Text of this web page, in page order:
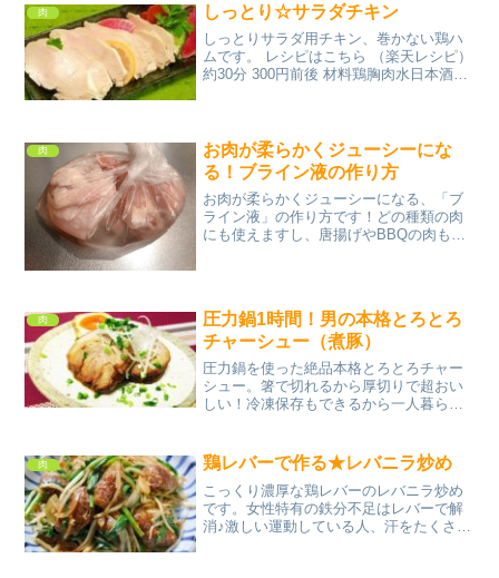
しの素紅生...
肉 しっとり☆サラダチキン
しっとりサラダ用チキン、巻かない鶏ハ
ムです。 レシピはこちら （楽天レシピ）
約30分 300円前後 材料鶏胸肉水日本酒塩
肉
お肉が柔らかくジューシーにな
る！ブライン液の作り方
お肉が柔らかくジューシーになる、「ブ
ライン液」の作り方です！どの種類の肉
にも使えますし、唐揚げやBBQの肉もブ
肉
圧力鍋1時間！男の本格とろとろ
チャーシュー（煮豚）
圧力鍋を使った絶品本格とろとろチャー
シュー。箸で切れるから厚切りで超おい
しい！冷凍保存もできるから一人暮らし
ピ） 1時間以上 2,000円前後 材料豚ばら
ブロックに...
肉 鶏レバーで作る★レバニラ炒め
こっくり濃厚な鶏レバーのレバニラ炒め
です。女性特有の鉄分不足はレバーで解
消♪激しい運動している人、汗をたくさん